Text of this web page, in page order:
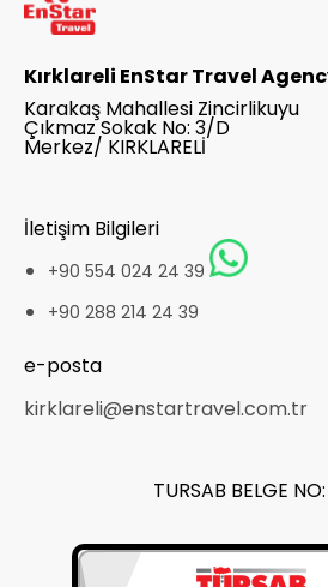
Kırklareli EnStar Travel
Karakaş Mahallesi Zincirlikuyu
Çıkmaz Sokak No: 3/D
Merkez/ KIRKLARELİ
İletişim Bilgileri
+90 554 024 24 39
+90 288 214 24 39
e-posta
kirklareli@enstartravel.com.tr
TURSAB BELGE